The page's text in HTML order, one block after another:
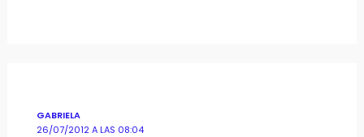
GABRIELA
26/07/2012 A LAS 08:04